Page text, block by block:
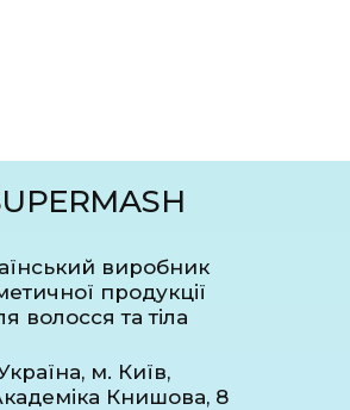
виробник
продукції
волосся та тіла
м. Київ,
Книшова, 8